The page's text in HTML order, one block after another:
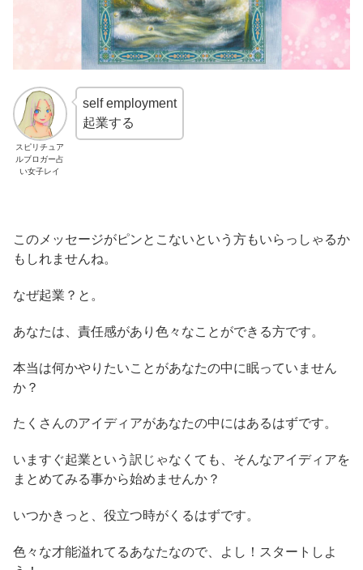
スピリチュア
ルブロガー占
い女子レイ
self employment
起業する
このメッセージがピンとこないという方もいらっしゃるか
もしれませんね。
なぜ起業？と。
あなたは、責任感があり色々なことができる方です。
本当は何かやりたいことがあなたの中に眠っていません
か？
たくさんのアイディアがあなたの中にはあるはずです。
いますぐ起業という訳じゃなくても、そんなアイディアを
まとめてみる事から始めませんか？
いつかきっと、役立つ時がくるはずです。
色々な才能溢れてるあなたなので、よし！スタートしよ